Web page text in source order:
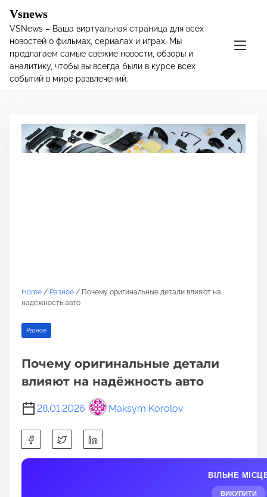
Vsnews
VSNews – Ваша виртуальная страница для всех
новостей о фильмах, сериалах и играх. Мы
предлагаем самые свежие новости, обзоры и
аналитику, чтобы вы всегда были в курсе всех
событий в мире развлечений.
Home / Разное / Почему оригинальные детали влияют на
надёжность авто
Разное
Почему оригинальные детали
влияют на надёжность авто
28.01.2026 Maksym Korolov
h
a
ВІЛЬНЕ
ВИКУПИТИ